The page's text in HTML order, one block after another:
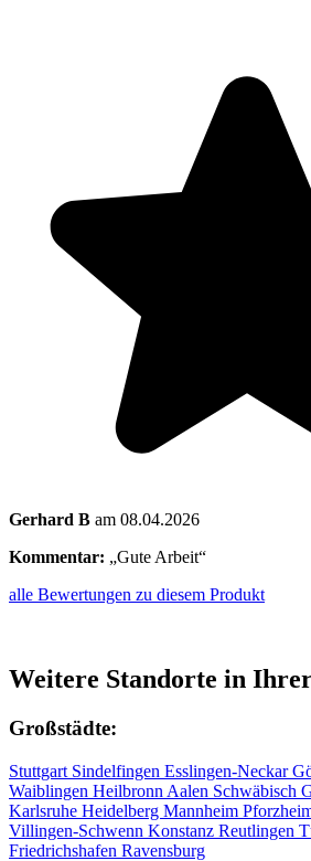
Gerhard B am 08.04.2026
Kommentar: „Gute Arbeit“
alle Bewertungen zu diesem Produkt
Weitere Standorte in
Großstädte:
Stuttgart Sindelfingen Esslingen-Neckar
Waiblingen Heilbronn Aalen Schwäbisch
Karlsruhe Heidelberg Mannheim
Villingen-Schwenn Konstanz Reutlingen
Friedrichshafen Ravensburg